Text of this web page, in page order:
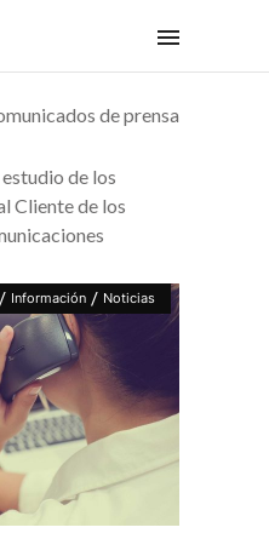
de prensa
de los
Cliente de los
/ Información / Noticias